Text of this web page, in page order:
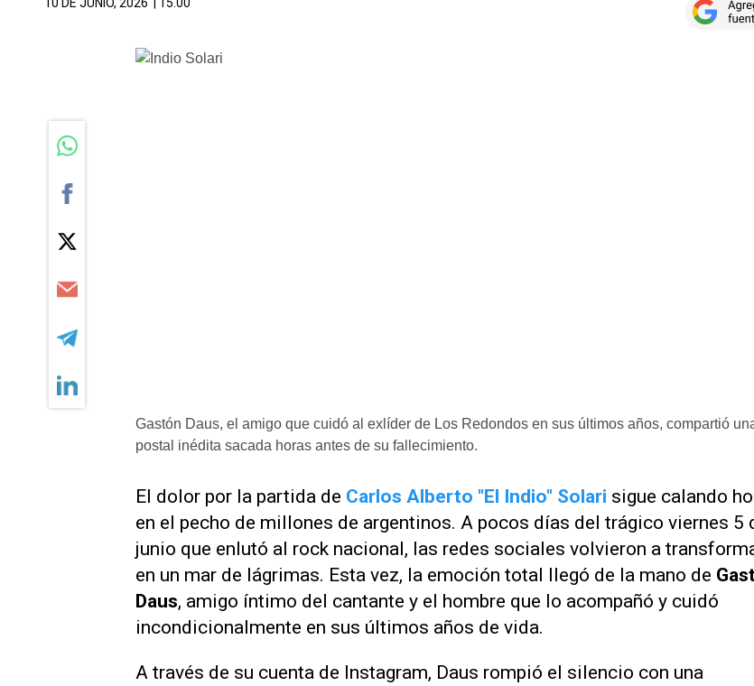
Gastón Daus, el amigo que cuidó al exlíder de Los Redondos en sus últimos años, compartió
postal inédita sacada horas antes de su fallecimiento.
El dolor por la partida de Carlos Alberto "El Indio" Solari sigue calando
en el pecho de millones de argentinos. A pocos días del trágico viernes 5
junio que enlutó al rock nacional, las redes sociales volvieron a
en un mar de lágrimas. Esta vez, la emoción total llegó de la mano de
Daus, amigo íntimo del cantante y el hombre que lo acompañó y cuidó
incondicionalmente en sus últimos años de vida.
A través de su cuenta de Instagram, Daus rompió el silencio con una